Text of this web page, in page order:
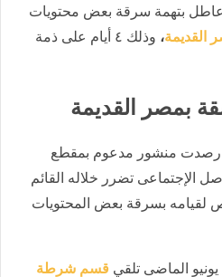
عاطل بتهمة سرقة بعض محتويات
القديمة،
وذلك ٤ أيام على ذمة
بمصر القديمة
رصدت منشور مدعوم بمقطع
الإجتماعى تضرر خلاله القائم
لقيامه بسرقة بعض المحتويات
قسم شرطة